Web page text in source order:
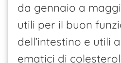
da gennaio a
utili per il buon
dell’intestino e utili
ematici di